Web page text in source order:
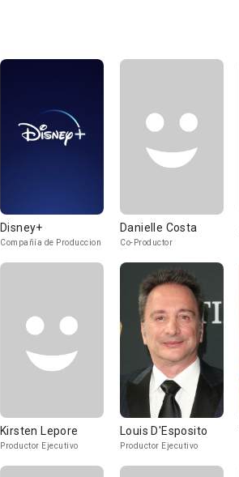
Disney+
Compañía de Produccion
Danielle Costa
Co-Productor
Kirsten Lepore
Productor Ejecutivo
Louis D'Esposito
Productor Ejecutivo